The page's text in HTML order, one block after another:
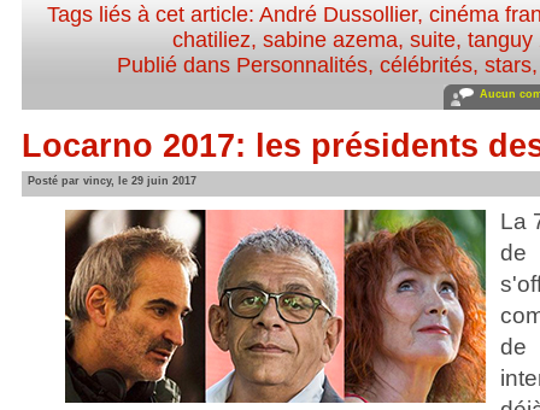
Tags liés à cet article:André Dussollier,cinéma
chatiliez, sabine azema, suite, tanguy
Publié dans Personnalités, célébrités, stars
Aucun
Locarno 2017: les présidents
Posté par vincy, le 29 juin 2017
La
de